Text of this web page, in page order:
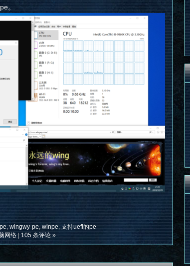
。
, wingwy-pe, winpe, 支持uefi的pe
网络 105 条评论 »